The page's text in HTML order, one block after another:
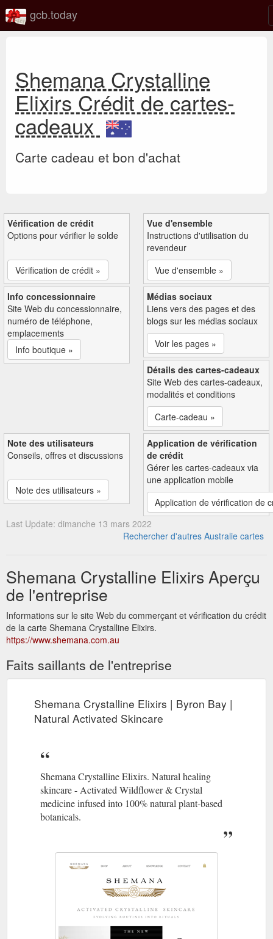
gcb.today
Shemana Crystalline
Elixirs Crédit de cartes-
cadeaux
Carte cadeau et bon d'achat
Vérification de crédit
Options pour vérifier le solde
Vérification de crédit »
Vue d'ensemble
Instructions d'utilisation du
revendeur
Vue d'ensemble »
Info concessionnaire
Site Web du concessionnaire,
numéro de téléphone,
emplacements
Info boutique »
Médias sociaux
Liens vers des pages et des
blogs sur les médias sociaux
Voir les pages »
Détails des cartes-cadeaux
Site Web des cartes-cadeaux,
modalités et conditions
Carte-cadeau »
Note des utilisateurs
Conseils, offres et discussions
Note des utilisateurs »
Application de vérification
de crédit
Gérer les cartes-cadeaux via
une application mobile
Application de vérification de
Last Update: dimanche 13 mars 2022
Rechercher d'autres Australie cartes
Shemana Crystalline Elixirs Aperçu
de l'entreprise
Informations sur le site Web du commerçant et vérification du crédit
de la carte Shemana Crystalline Elixirs.
https://www.shemana.com.au
Faits saillants de l'entreprise
Shemana Crystalline Elixirs | Byron Bay |
Natural Activated Skincare
Shemana Crystalline Elixirs. Natural healing
skincare - Activated Wildflower & Crystal
medicine infused into 100% natural plant-based
botanicals.